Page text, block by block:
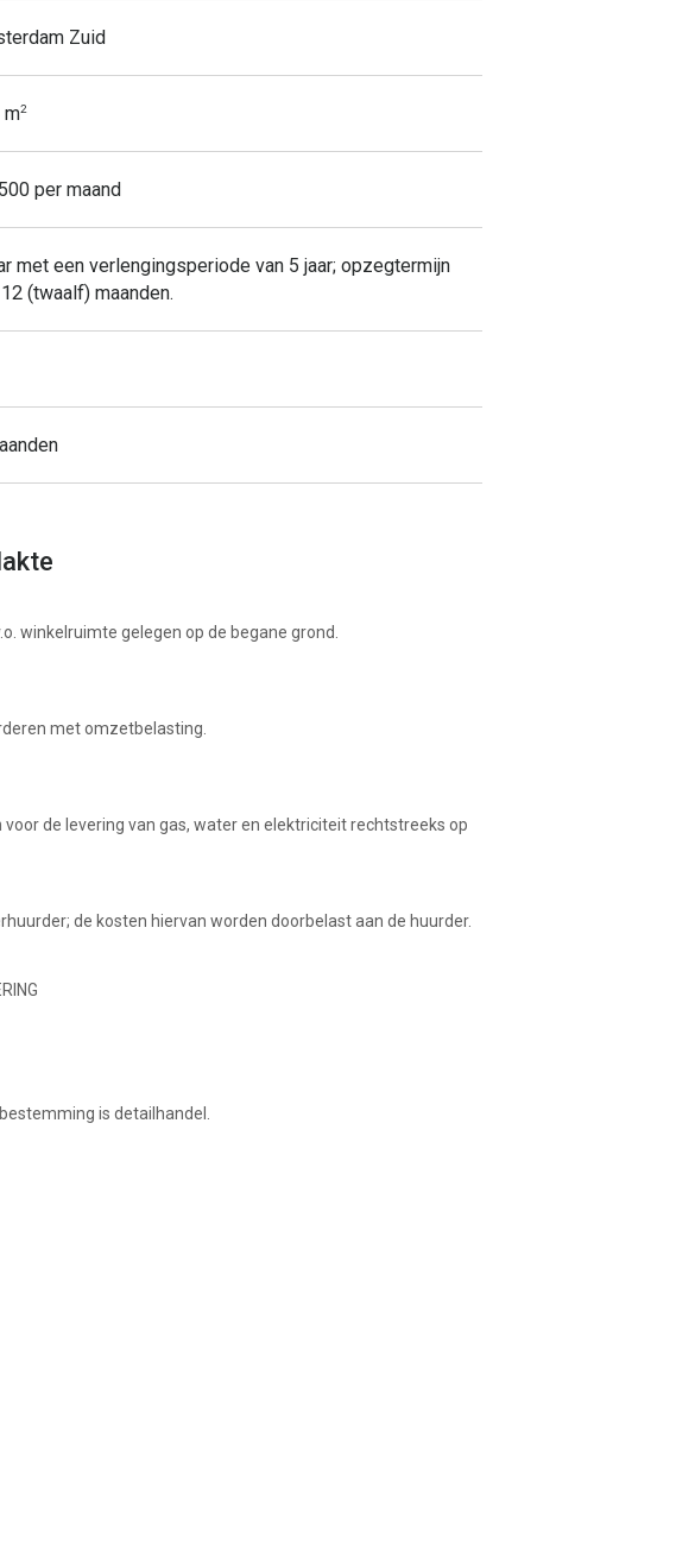
Zuid
m2
per maand
met een verlengingsperiode van 5 jaar; opzegtermijn
(twaalf) maanden.
winkelruimte gelegen op de begane grond.
met omzetbelasting.
de levering van gas, water en elektriciteit rechtstreeks op
de kosten hiervan worden doorbelast aan de huurder.
is detailhandel.